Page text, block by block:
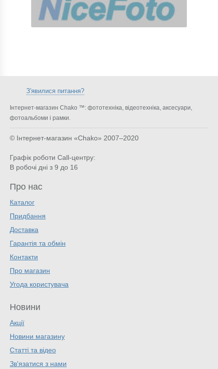
З'явилися питання?
Інтернет-магазин Chako ™: фототехніка, відеотехніка, аксесуари,
фотоальбоми і рамки.
© Інтернет-магазин «Chako» 2007–2020
Графік роботи Call-центру:
В робочі дні з 9 до 16
Про нас
Каталог
Придбання
Доставка
Гарантія та обмін
Контакти
Про магазин
Угода користувача
Новини
Акції
Новини магазину
Статті та відео
Зв'язатися з нами